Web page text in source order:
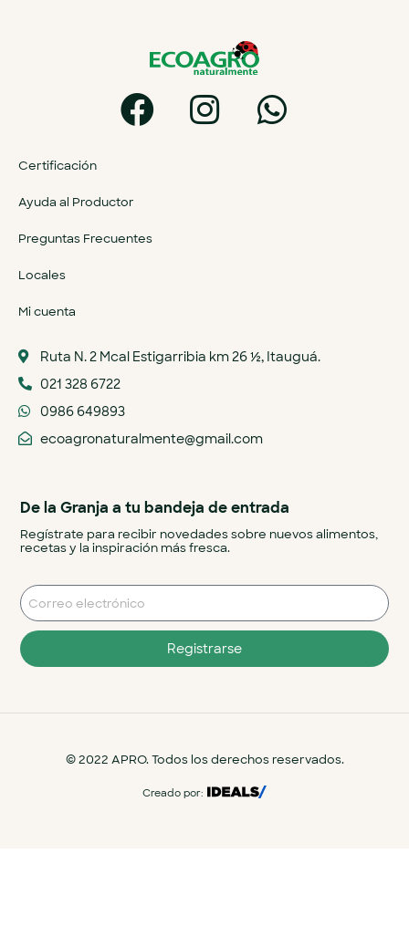
Certificación
Ayuda al Productor
Preguntas Frecuentes
Locales
Mi cuenta
Ruta N. 2 Mcal Estigarribia km 26 ½, Itauguá.
021 328 6722
0986 649893
ecoagronaturalmente@gmail.com
De la Granja a tu bandeja de entrada
Regístrate para recibir novedades sobre nuevos alimentos,
recetas y la inspiración más fresca.
Registrarse
© 2022 APRO. Todos los derechos reservados.
Creado por: